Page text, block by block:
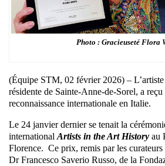
Photo : Gracieuseté Flora
(Équipe STM, 02 février 2026) –
résidente de Sainte-Anne-de-Sorel, a reçu
reconnaissance internationale en Italie.
Le 24 janvier dernier se tenait la
internationalArtists in the Art History au
Florence. Ce prix, remis par les
Dr Francesco Saverio Russo, de la